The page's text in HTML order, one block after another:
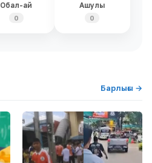
Обал-ай
0
Ашулы
0
Барлығы →